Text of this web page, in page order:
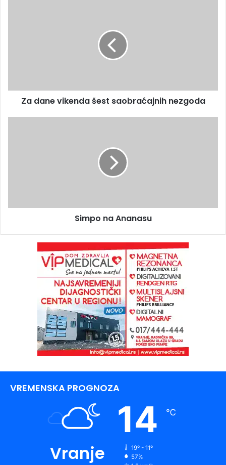
Za dane vikenda šest saobraćajnih nezgoda
Simpo na Ananasu
VREMENSKA PROGNOZA
Vranje
14 ℃
19º - 11º
57%